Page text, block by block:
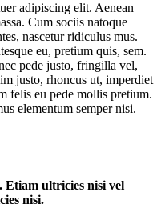
adipiscing elit. Aenean
Cum sociis natoque
nascetur ridiculus mus.
eu, pretium quis, sem.
pede justo, fringilla vel,
justo, rhoncus ut, imperdiet
felis eu pede mollis pretium.
elementum semper nisi.
Etiam ultricies nisi vel
nisi.